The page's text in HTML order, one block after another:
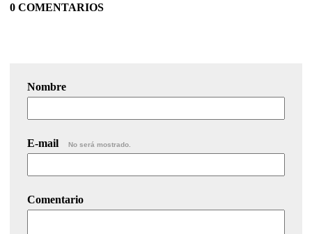
0 COMENTARIOS
Nombre
E-mail No será mostrado.
Comentario